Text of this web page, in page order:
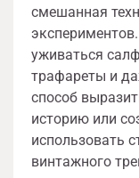
смешанная
уживаться
трафареты и
способ
историю или
использовать
винтажного